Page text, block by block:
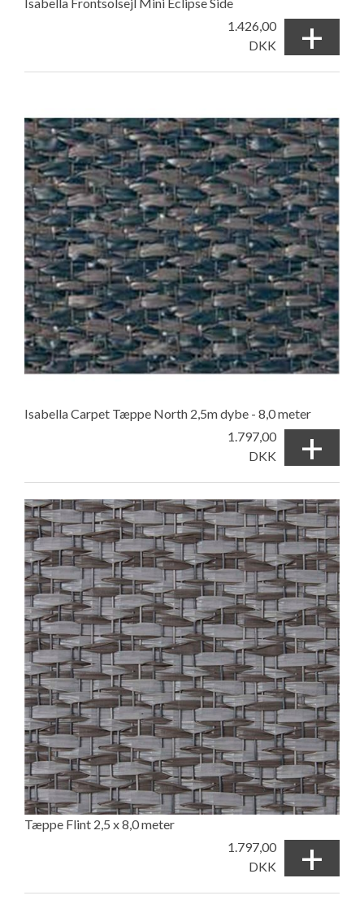
1.426,00
DKK
+
Isabella Carpet Tæppe North 2,5m dybe - 8,0 meter
1.797,00
DKK
+
Tæppe Flint 2,5 x 8,0 meter
1.797,00
DKK
+